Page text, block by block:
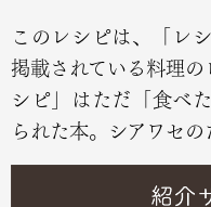
このレシピは、「レ
掲載されている料理
シピ」はただ「食べ
られた本。シアワセの